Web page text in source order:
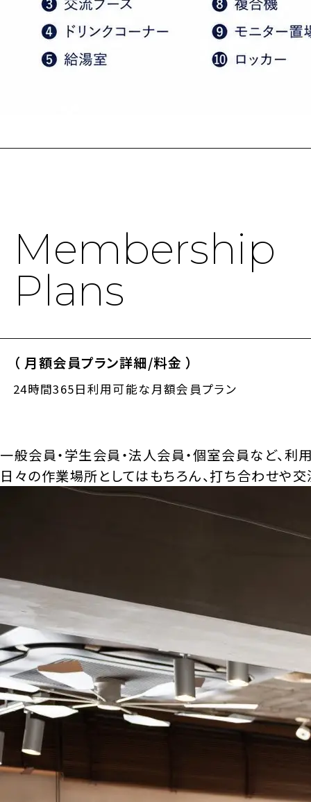
Membership
Plans
（ 月額会員プラン詳細/料金 ）
24時間365日利用可能な月額会員プラン
一般会員・学生会員・法人会員・個室会員など、利
日々の作業場所としてはもちろん、打ち合わせや